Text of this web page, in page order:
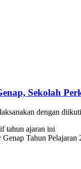
Sekolah
dengan
tahun ajaran ini